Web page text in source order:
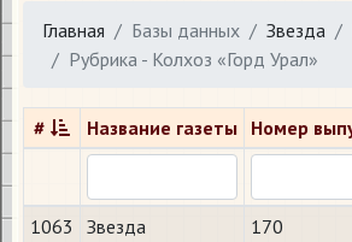
Главная Базы данных Звезда
Рубрика - Колхоз «Горд Урал»
# Название газеты Номер
1063 Звезда 170